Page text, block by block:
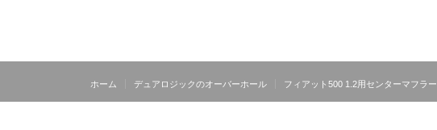
ホーム デュアロジックのオーバーホール フィアット500 1.2用センターマフラー